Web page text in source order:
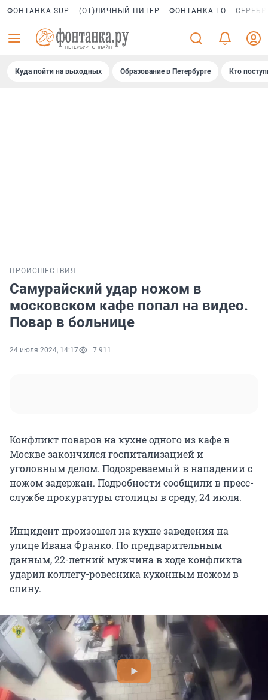
ФОНТАНКА SUP (ОТ)ЛИЧНЫЙ ПИТЕР ФОНТАНКА ГО
Куда пойти на выходных Образование в Петербурге Кто
ПРОИСШЕСТВИЯ
Самурайский удар ножом в
московском кафе попал на видео.
Повар в больнице
24 июля 2024, 14:17 7 911
Конфликт поваров на кухне одного из кафе в
Москве закончился госпитализацией и
уголовным делом. Подозреваемый в нападении с
ножом задержан. Подробности сообщили в пресс-
службе прокуратуры столицы в среду, 24 июля.
Инцидент произошел на кухне заведения на
улице Ивана Франко. По предварительным
данным, 22-летний мужчина в ходе конфликта
ударил коллегу-ровесника кухонным ножом в
спину.